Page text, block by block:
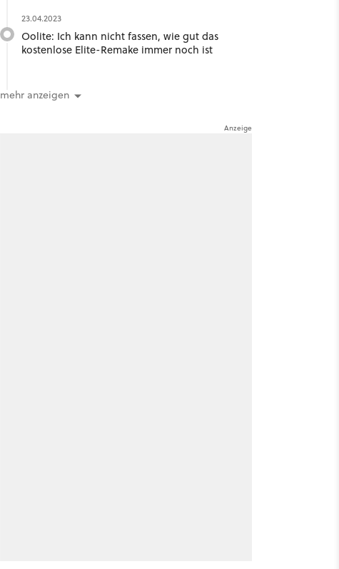
23.04.2023
Oolite: Ich kann nicht fassen, wie gut das
kostenlose Elite-Remake immer noch ist
mehr anzeigen